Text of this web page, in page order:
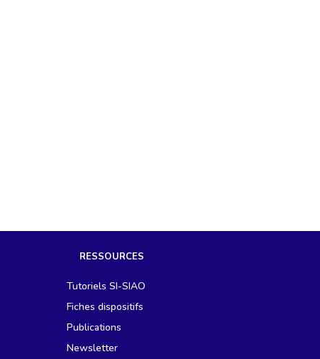
RESSOURCES
Tutoriels SI-SIAO
Fiches dispositifs
Publications
Newsletter